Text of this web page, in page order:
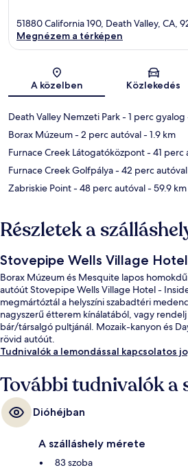
Térkép
51880 California 190, Death Valley, CA,
Megnézem a térképen
A közelben Közlekedés
Death Valley Nemzeti Park- 1 perc gyalog
Borax Múzeum- 2 perc autóval- 1.9 km
Furnace Creek Látogatóközpont- 41 perc
Furnace Creek Golfpálya- 42 perc autóval
Zabriskie Point- 48 perc autóval- 59.9 km
Részletek a
Stovepipe Wells Village
Borax Múzeum és Mesquite lapos
autóút Stovepipe Wells Village Hotel -
megmártóztál a helyszíni szabadtéri
nagyszerű étterem kínálatából, vagy
bár/társalgó pultjánál. Mozaik-kanyon és
rövid autóút.
Tudnivalók a lemondással kapcsolatos
További tudnivalók a
Dióhéjban
A szálláshely mérete
83 szoba